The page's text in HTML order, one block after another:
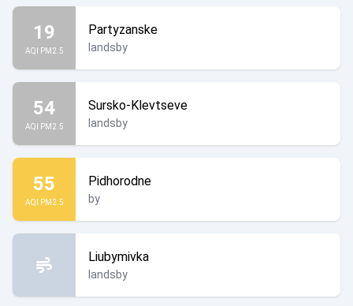
19
AQI PM2.5
Partyzanske
landsby
54
AQI PM2.5
Sursko-Klevtseve
landsby
55
AQI PM2.5
Pidhorodne
by
Liubymivka
landsby